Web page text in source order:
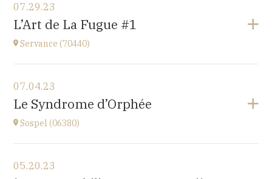
Taüll (Vall de Boí) - ESPAGNE
église
at21H00
07.29.23
L’Art de La Fugue #1
Servance (70440)
Eglise de Servance
at17H
Go to site
07.04.23
Le Syndrome d’Orphée
Sospel (06380)
05.20.23